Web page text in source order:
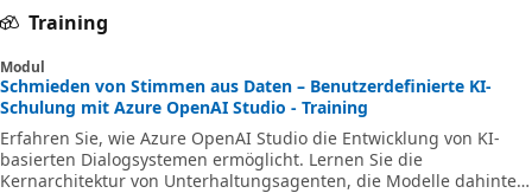
Training
Modul
Schmieden von Stimmen aus Daten – Benutzerdefinierte KI-
Schulung mit Azure OpenAI Studio - Training
Erfahren Sie, wie Azure OpenAI Studio die Entwicklung von KI-
basierten Dialogsystemen ermöglicht. Lernen Sie die
Kernarchitektur von Unterhaltungsagenten, die Modelle dahinter